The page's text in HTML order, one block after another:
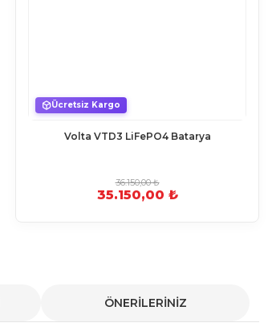
Ücretsiz Kargo
Volta VTD3 LiFePO4 Batarya
36.150,00 ₺
35.150,00 ₺
ÖNERİLERİNİZ